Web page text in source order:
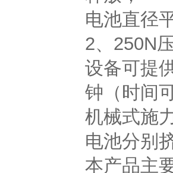
电池直径
2、250N
设备可提
钟（时间
机械式施
电池分别
本产品主